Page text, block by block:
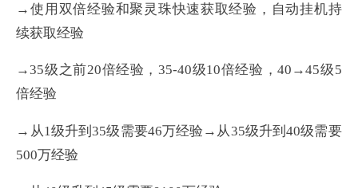
→使用双倍经验和聚灵珠快速获取经验，自动挂机持
续获取经验
→35级之前20倍经验，35-40级10倍经验，40→45级5
倍经验
→从1级升到35级需要46万经验→从35级升到40级需要
500万经验